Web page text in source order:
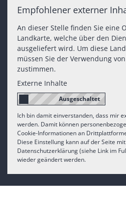
Empfohlener externer
An dieser Stelle finden Sie eine
Landkarte, welche über den
ausgeliefert wird. Um diese
müssen Sie der Verwendung
zustimmen.
Externe Inhalte
Ich bin damit einverstanden, dass mir
werden. Damit können
Cookie-Informationen an
Diese Einstellung kann auf der Seite
Datenschutzerklärung (siehe Link im
wieder geändert werden.